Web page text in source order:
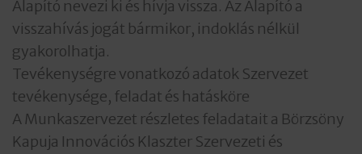
Alapító nevezi ki és hívja vissza. Az Alapító a
visszahívás jogát bármikor, indoklás nélkül
gyakorolhatja.
Tevékenységre vonatkozó adatok Szervezet
tevékenysége, feladat és hatásköre
A Munkaszervezet részletes feladatait a Börzsöny
Kapuja Innovációs Klaszter Szervezeti és